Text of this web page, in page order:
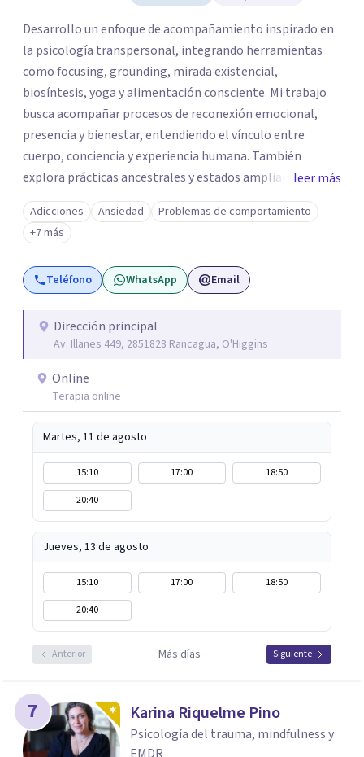
Desarrollo un enfoque de acompañamiento inspirado en
la psicología transpersonal, integrando herramientas
como focusing, grounding, mirada existencial,
biosíntesis, yoga y alimentación consciente. Mi trabajo
busca acompañar procesos de reconexión emocional,
presencia y bienestar, entendiendo el vínculo entre
cuerpo, conciencia y experiencia humana. También
explora prácticas ancestrales y estados ampliados de
conciencia como caminos de introspección,
resignificación emocional y crecimiento personal. Se
caracteriza por crear espacios cálidos y humanos,
orientados a la autenticidad, la escucha y el desarrollo de
una relación más consciente con uno mismo y con la vida.
leer más
Adicciones Ansiedad
Problemas de comportamiento
+7 más
Teléfono WhatsApp Email
Dirección principal
Av. Illanes 449, 2851828 Rancagua, O'Higgins
Online
Terapia online
Martes, 11 de agosto
15:10 17:00
18:50
20:40
Jueves, 13 de agosto
15:10 17:00
18:50
20:40
Anterior Más días Siguiente
7 Karina Riquelme Pino
Psicología del trauma, mindfulness y